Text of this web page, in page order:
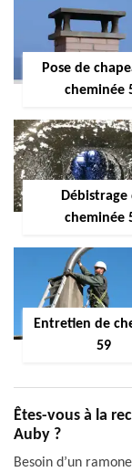
Pose de
cheminée
Débistrage
cheminée
Entretien de
59
Êtes-vous à la
Auby ?
Besoin d’un